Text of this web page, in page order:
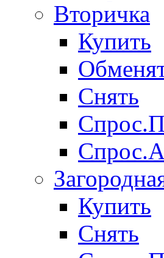
Вторичка
Купить
Снять
Купить
Снять